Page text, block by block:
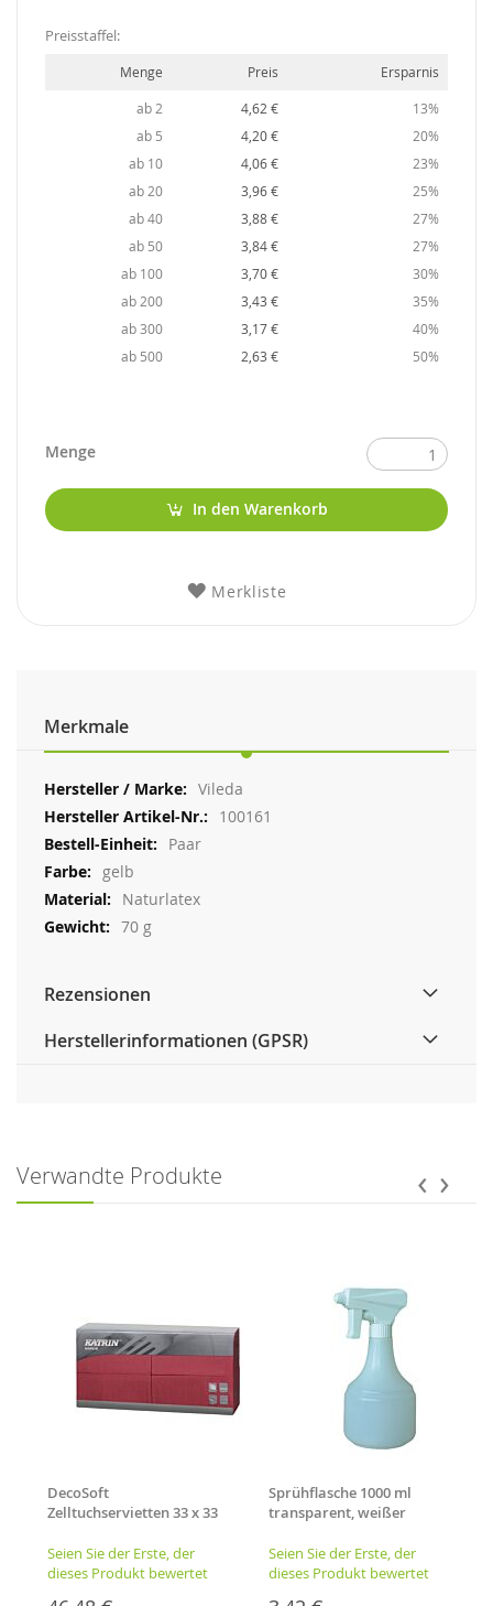
Preisstaffel:
Menge Preis Ersparnis
ab 2 4,62 €
13%
ab 5
4,20 €
20%
ab 10
4,06 €
23%
ab 20
3,96 €
25%
ab 40
3,88 €
27%
ab 50
3,84 €
27%
ab 100
3,70 €
30%
ab 200
3,43 €
35%
ab 300
3,17 €
40%
ab 500
2,63 € 50%
Menge
In den Warenkorb
Merkliste
Merkmale
Weitere
Informationen
Vileda
100161
Paar
gelb
Naturlatex
70 g
Rezensionen
Herstellerinformationen (GPSR)
Verwandte Produkte
DecoSoft
Zelltuchservietten 33 x 33
burgundy
Seien Sie der Erste, der
dieses Produkt bewertet
Sprühflasche 1000 ml
transparent, weißer
Seien Sie der Erste, der
dieses Produkt bewertet
‹ ›